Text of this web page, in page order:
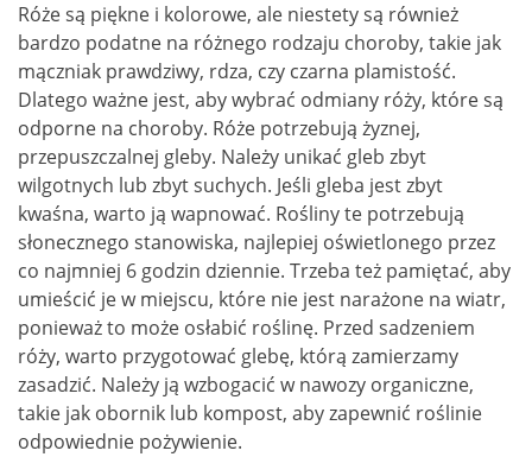
Róże są piękne i kolorowe, ale niestety są również
bardzo podatne na różnego rodzaju choroby, takie jak
mączniak prawdziwy, rdza, czy czarna plamistość.
Dlatego ważne jest, aby wybrać odmiany róży, które są
odporne na choroby. Róże potrzebują żyznej,
przepuszczalnej gleby. Należy unikać gleb zbyt
wilgotnych lub zbyt suchych. Jeśli gleba jest zbyt
kwaśna, warto ją wapnować. Rośliny te potrzebują
słonecznego stanowiska, najlepiej oświetlonego przez
co najmniej 6 godzin dziennie. Trzeba też pamiętać, aby
umieścić je w miejscu, które nie jest narażone na wiatr,
ponieważ to może osłabić roślinę. Przed sadzeniem
róży, warto przygotować glebę, którą zamierzamy
zasadzić. Należy ją wzbogacić w nawozy organiczne,
takie jak obornik lub kompost, aby zapewnić roślinie
odpowiednie pożywienie.